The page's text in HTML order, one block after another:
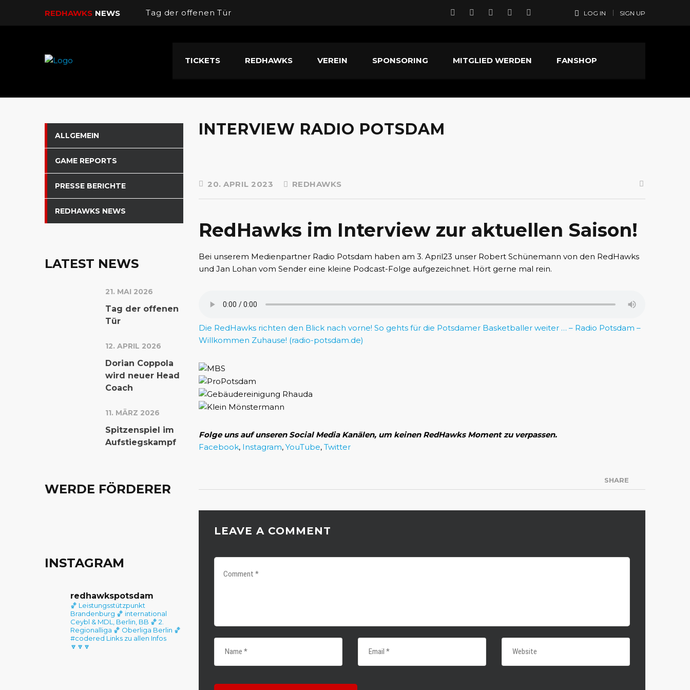
REDHAWKS NEWS Tag der offenen Tür
Spitzenspiel im Aufstiegskampf
LOG IN SIGN UP
TICKETS REDHAWKS VEREIN SPONSORING MITGLIED WERDEN FANSHOP
INTERVIEW RADIO POTSDAM
20. APRIL 2023 REDHAWKS
RedHawks im Interview zur aktuellen Saison!
Bei unserem Medienpartner Radio Potsdam haben am 3. April23 unser Robert Schünemann von den RedHawks
und Jan Lohan vom Sender eine kleine Podcast-Folge aufgezeichnet. Hört gerne mal rein.
Die RedHawks richten den Blick nach vorne! So gehts für die Potsdamer Basketballer weiter … – Radio Potsdam –
Willkommen Zuhause! (radio-potsdam.de)
Folge uns auf unseren Social Media Kanälen, um keinen RedHawks Moment zu verpassen.
Facebook, Instagram, YouTube, Twitter
SHARE
LEAVE A COMMENT
ALLGEMEIN
GAME REPORTS
PRESSE BERICHTE
REDHAWKS NEWS
LATEST NEWS
21. MAI 2026
Tag der offenen
Tür
12. APRIL 2026
Dorian Coppola
wird neuer Head
Coach
11. MÄRZ 2026
Spitzenspiel im
Aufstiegskampf
WERDE FÖRDERER
INSTAGRAM
redhawkspotsdam
🏀 Leistungsstützpunkt
Brandenburg 🏀 international
Ceybl & MDL, Berlin, BB 🏀 2.
Regionalliga 🏀 Oberliga Berlin 🏀
#codered Links zu allen Infos
🔽🔽🔽
REDHAWKS POTSDAM
Die RedHawks Potsdam gibt es
seit 2019. Ein Team aus
ambitionierten Mitstreitern
möchte am Sportstandort
Potsdam eine neue Basketball-
Dorian Coppola wird neuer
Head Coach
Kontakt
Management
Sponsoring
+49 151 226 35 298
kontakt@redhawks-
potsdam.de